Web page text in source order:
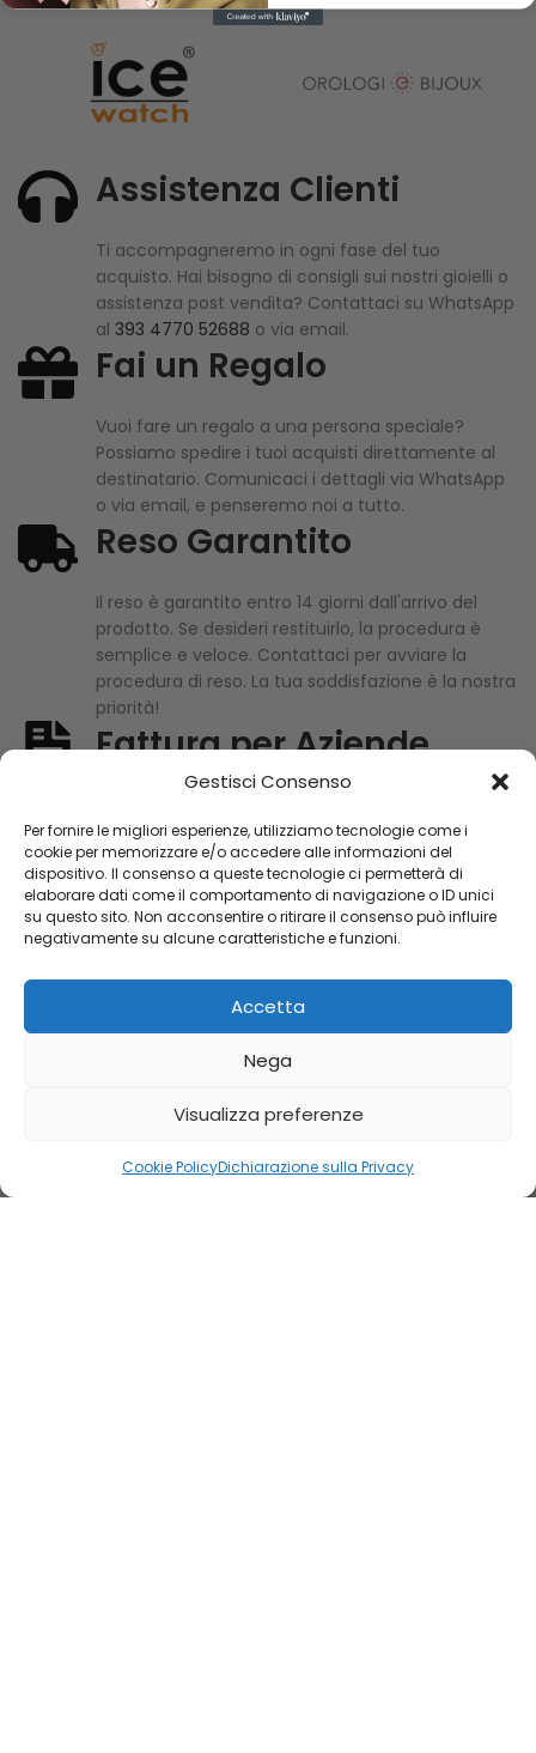
Gestisci Consenso
Per fornire le migliori esperienze, utilizziamo tecnologie come i
cookie per memorizzare e/o accedere alle informazioni del
dispositivo. Il consenso a queste tecnologie ci permetterà di
elaborare dati come il comportamento di navigazione o ID unici
su questo sito. Non acconsentire o ritirare il consenso può influire
negativamente su alcune caratteristiche e funzioni.
Accetta
Nega
Visualizza preferenze
Cookie PolicyDichiarazione sulla Privacy
Assistenza Clienti
Ti accompagneremo in ogni fase del tuo
acquisto. Hai bisogno di consigli sui nostri gioielli o
assistenza post vendita? Contattaci su WhatsApp
al 393 4770 52688 o via email.
Fai un Regalo
Vuoi fare un regalo a una persona speciale?
Possiamo spedire i tuoi acquisti direttamente al
destinatario. Comunicaci i dettagli via WhatsApp
o via email, e penseremo noi a tutto.
Reso Garantito
Il reso è garantito entro 14 giorni dall'arrivo del
prodotto. Se desideri restituirlo, la procedura è
semplice e veloce. Contattaci per avviare la
procedura di reso. La tua soddisfazione è la nostra
priorità!
Fattura per Aziende
acquisti. Basta inviare i dati aziendali completi,
inclusi la P.IVA e il codice univoco dell’azienda, per
ricevere la fattura valida ai fini fiscali. Contattaci
per fornire i tuoi dati e completare l'acquisto.
Oltre 70 anni di esperienza e professionalità. La scelta perfetta
per ogni momento speciale.
info@orologiebijoux.com
Cart
My account